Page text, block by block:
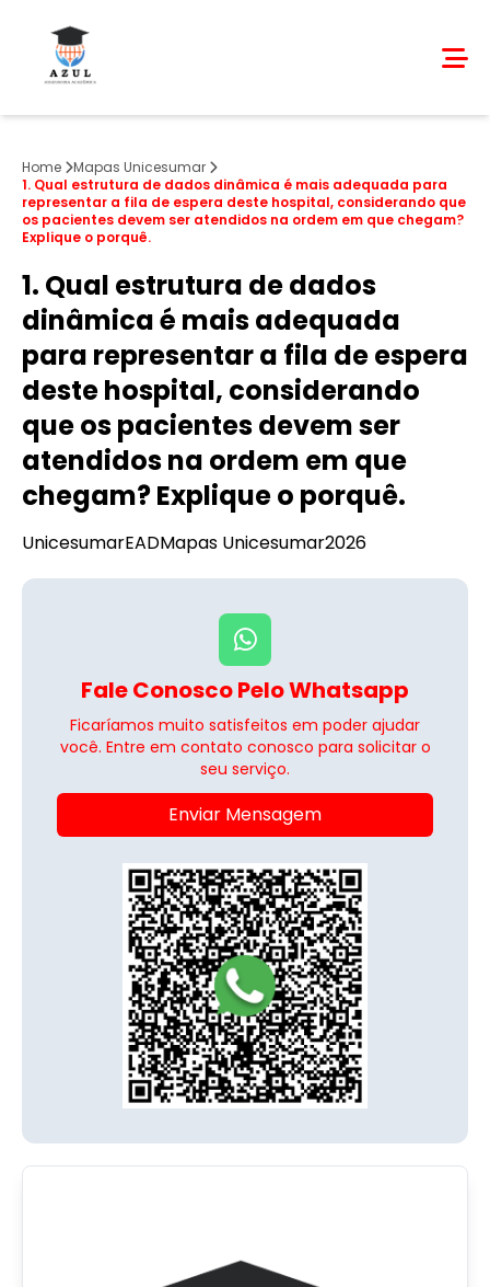
Home
Mapas Unicesumar
1. Qual estrutura de dados dinâmica é mais adequada para
representar a fila de espera deste hospital, considerando que
os pacientes devem ser atendidos na ordem em que chegam?
Explique o porquê.
1. Qual estrutura de dados
dinâmica é mais adequada
para representar a fila de espera
deste hospital, considerando
que os pacientes devem ser
atendidos na ordem em que
chegam? Explique o porquê.
UnicesumarEADMapas Unicesumar2026
Fale Conosco Pelo Whatsapp
Ficaríamos muito satisfeitos em poder ajudar
você. Entre em contato conosco para solicitar o
seu serviço.
Enviar Mensagem